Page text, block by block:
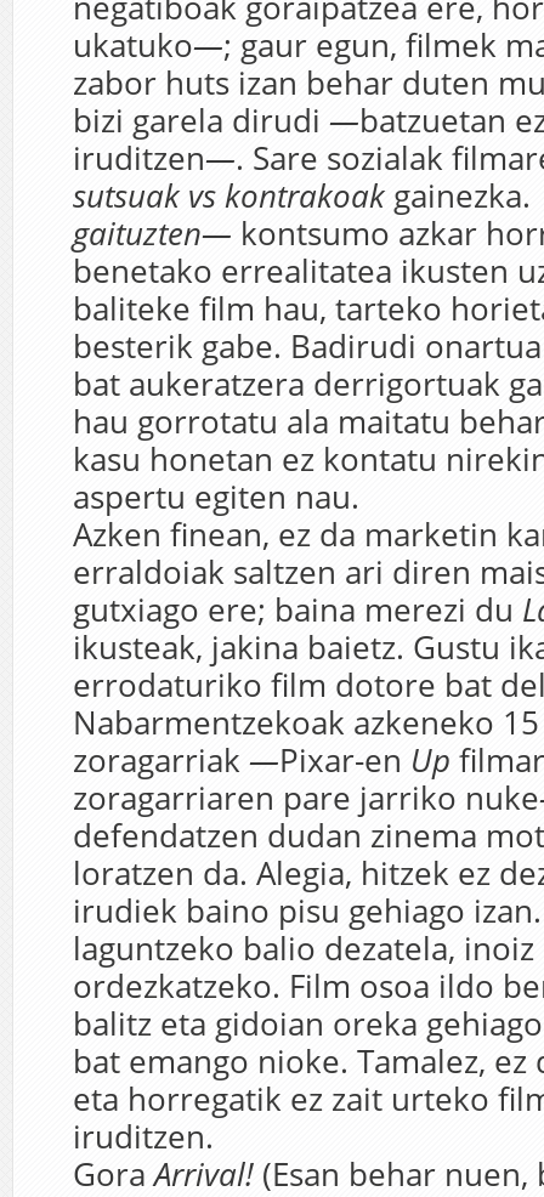
ukatuko—; gaur egun, filmek
zabor huts izan behar duten
bizi garela dirudi —batzuetan
iruditzen—. Sare sozialak
sutsuak vs kontrakoak
gaituzten— kontsumo azkar
benetako errealitatea ikusten
baliteke film hau, tarteko
besterik gabe. Badirudi
bat aukeratzera derrigortuak
hau gorrotatu ala maitatu
kasu honetan ez kontatu
aspertu egiten nau.
Azken finean, ez da marketin
erraldoiak saltzen ari diren
gutxiago ere; baina merezi du
ikusteak, jakina baietz. Gustu
errodaturiko film dotore bat
Nabarmentzekoak azkeneko
zoragarriak —Pixar-en Up
zoragarriaren pare jarriko nuke
defendatzen dudan zinema
loratzen da. Alegia, hitzek ez
irudiek baino pisu gehiago
laguntzeko balio dezatela, inoiz
ordezkatzeko. Film osoa ildo
balitz eta gidoian oreka
bat emango nioke. Tamalez,
eta horregatik ez zait urteko
iruditzen.
GoraArrival! (Esan behar nuen,